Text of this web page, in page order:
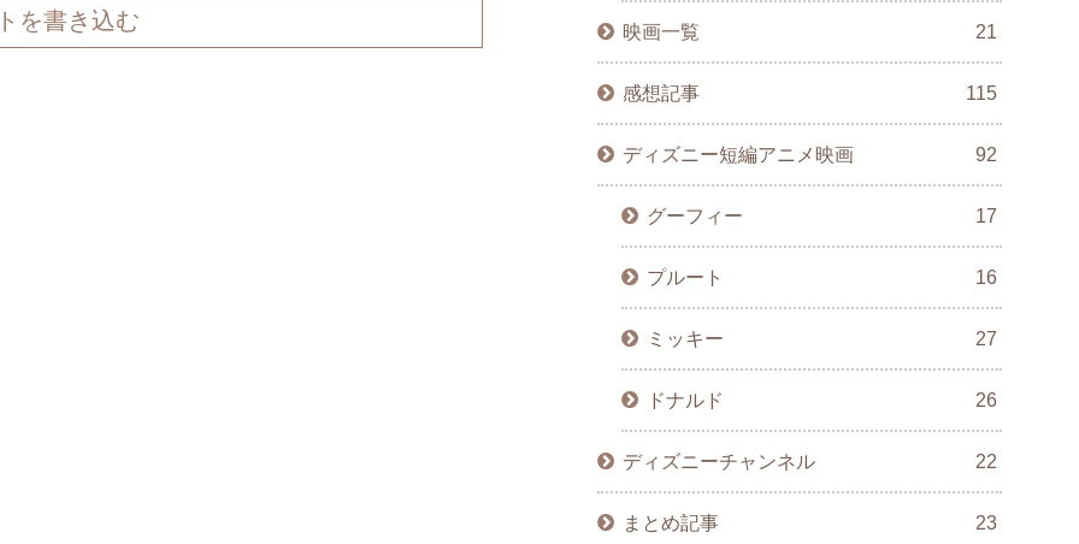
を書き込む 映画一覧 21
感想記事 115
ディズニー短編アニメ映画 92
グーフィー 17
プルート 16
ミッキー 27
ドナルド 26
ディズニーチャンネル 22
まとめ記事 23